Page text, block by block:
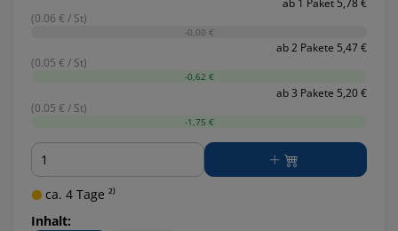
(0.06 € / St)
-0,00 €
ab 2 Pakete 5,47 €
(0.05 € / St)
-0,62 €
ab 3 Pakete 5,20 €
(0.05 € / St)
-1,75 €
Menge
ca. 4 Tage ²⁾
Inhalt: